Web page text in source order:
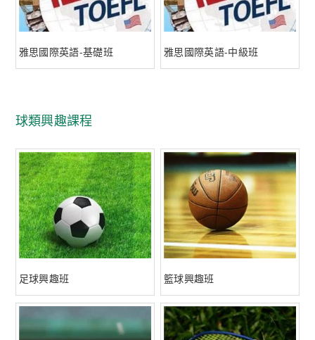
雅思國際英語-基礎班 雅思國際英語-中級班
球類興趣課程
足球興趣班 籃球興趣班